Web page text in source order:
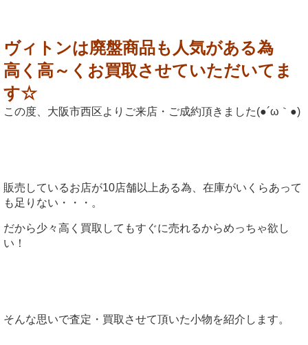
ヴィトンは廃盤商品も人気がある為
高く高～くお買取させていただいてま
す☆
この度、大阪市西区よりご来店・ご成約頂きました(●´ω｀●)
販売しているお店が10店舗以上ある為、在庫がいくらあって
も足りない・・・。
だから少々高く買取してもすぐに売れるからめっちゃ欲し
い！
そんな思いで査定・買取させて頂いた小物を紹介します。